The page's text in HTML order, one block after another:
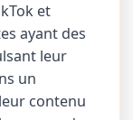
et
ayant des
leur
un
contenu